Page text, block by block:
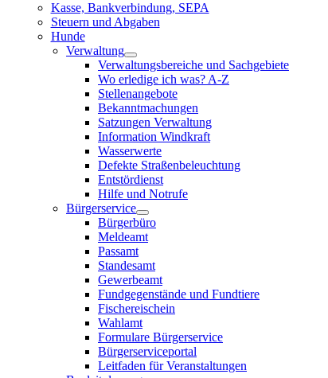
Kasse, Bankverbindung, SEPA
Steuern und Abgaben
Hunde
Verwaltung
Verwaltungsbereiche und Sachgebiete
Wo erledige ich was? A-Z
Stellenangebote
Bekanntmachungen
Satzungen Verwaltung
Information Windkraft
Wasserwerte
Defekte Straßenbeleuchtung
Entstördienst
Hilfe und Notrufe
Bürgerservice
Bürgerbüro
Meldeamt
Passamt
Standesamt
Gewerbeamt
Fundgegenstände und Fundtiere
Fischereischein
Wahlamt
Formulare Bürgerservice
Bürgerserviceportal
Leitfaden für Veranstaltungen